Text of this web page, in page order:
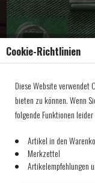
Cookie-Richtlinien
Diese Website verwendet
bieten zu können. Wenn
folgende Funktionen
Artikel in den
Merkzettel
Artikelempfehlungen